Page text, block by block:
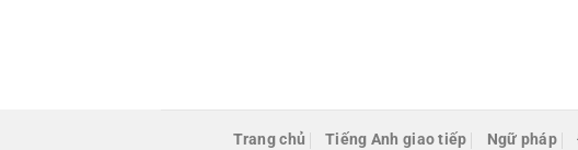
Trang chủ Tiếng Anh giao tiếp Ngữ pháp